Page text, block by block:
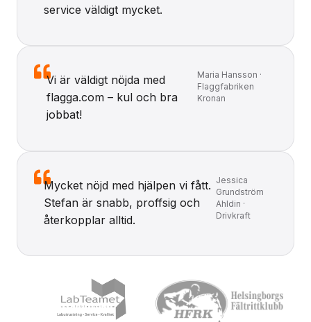
service väldigt mycket.
Vi är väldigt nöjda med
flagga.com – kul och bra
jobbat!
Maria Hansson ·
Flaggfabriken
Kronan
Mycket nöjd med hjälpen vi fått.
Stefan är snabb, proffsig och
återkopplar alltid.
Jessica
Grundström
Ahldin ·
Drivkraft